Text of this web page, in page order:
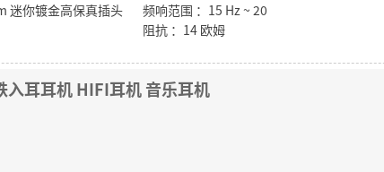
迷你镀金高保真插头
频响范围 ：15 Hz ~ 20
阻抗 ：14 欧姆
耳耳机 HIFI耳机 音乐耳机